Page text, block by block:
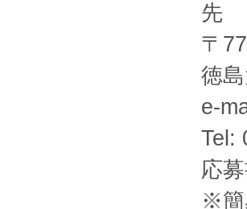
先
〒
徳
e-
Tel:
応
※簡